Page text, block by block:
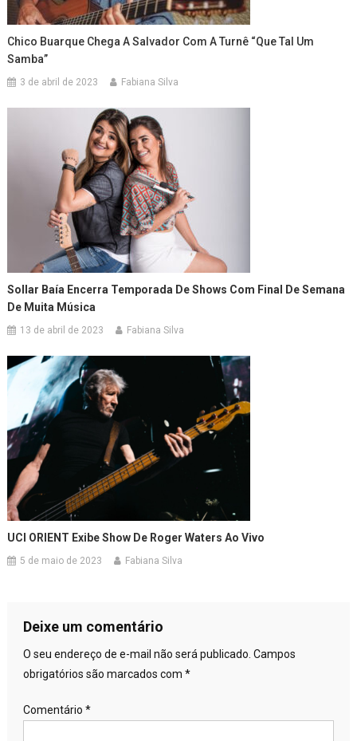
Chico Buarque Chega A Salvador Com A Turnê “Que Tal Um
Samba”
3 de abril de 2023 Fabiana Silva
Sollar Baía Encerra Temporada De Shows Com Final De Semana
De Muita Música
13 de abril de 2023 Fabiana Silva
UCI ORIENT Exibe Show De Roger Waters Ao Vivo
5 de maio de 2023 Fabiana Silva
Deixe um comentário
O seu endereço de e-mail não será publicado. Campos
obrigatórios são marcados com *
Comentário *